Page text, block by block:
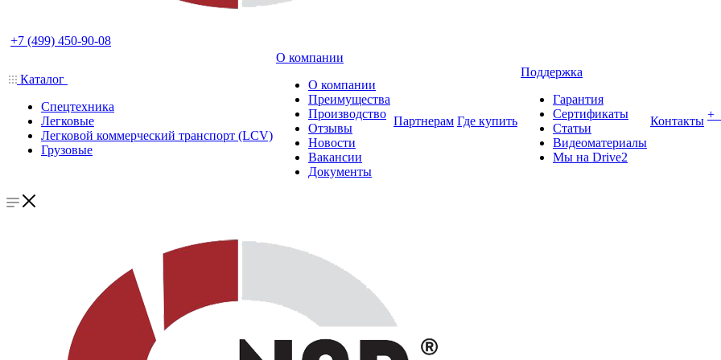
+7 (499) 450-90-08
Каталог
Спецтехника
Легковые
Легковой коммерческий транспорт (LCV)
Грузовые
О компании
О компании
Преимущества
Производство
Отзывы
Новости
Вакансии
Документы
Партнерам Где купить
Поддержка
Гарантия
Сертификаты
Статьи
Видеоматериалы
Мы на Drive2
Контакты +